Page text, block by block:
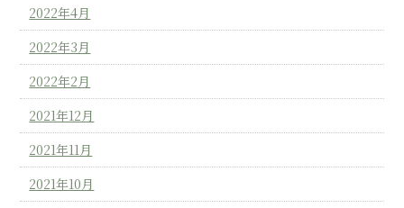
2022年4月
2022年3月
2022年2月
2021年12月
2021年11月
2021年10月